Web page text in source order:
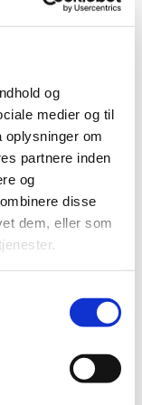
og
medier og til
om
partnere inden
og
disse
dem, eller som
9. februar 2019,
grund af
til lægemidler,
den
Apotek
meddelt
Løve Apotek.